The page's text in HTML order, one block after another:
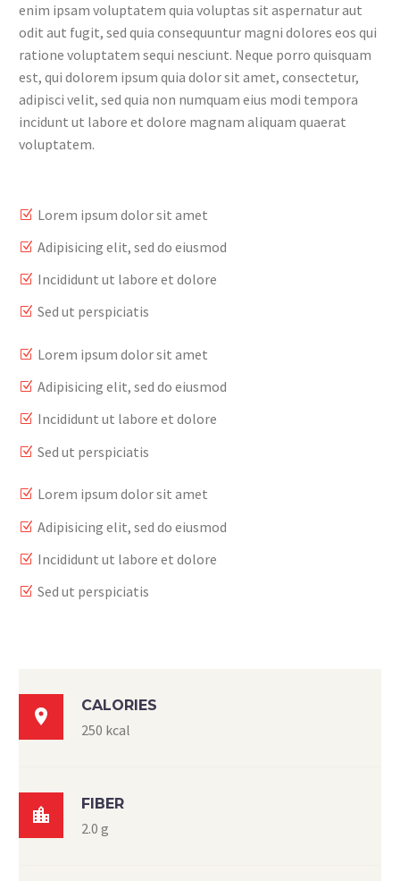
enim ipsam voluptatem quia voluptas sit aspernatur aut
odit aut fugit, sed quia consequuntur magni dolores eos qui
ratione voluptatem sequi nesciunt. Neque porro quisquam
est, qui dolorem ipsum quia dolor sit amet, consectetur,
adipisci velit, sed quia non numquam eius modi tempora
incidunt ut labore et dolore magnam aliquam quaerat
voluptatem.
Lorem ipsum dolor sit amet
Adipisicing elit, sed do eiusmod
Incididunt ut labore et dolore
Sed ut perspiciatis
Lorem ipsum dolor sit amet
Adipisicing elit, sed do eiusmod
Incididunt ut labore et dolore
Sed ut perspiciatis
Lorem ipsum dolor sit amet
Adipisicing elit, sed do eiusmod
Incididunt ut labore et dolore
Sed ut perspiciatis

CALORIES
250 kcal

FIBER
2.0 g